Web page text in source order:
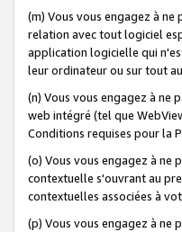
(m) Vous vous engagez à ne
relation avec tout logiciel
application logicielle qui
leur ordinateur ou sur tout
(n) Vous vous engagez à ne
web intégré (tel que
Conditions requises pour la
(o) Vous vous engagez à ne
contextuelle s'ouvrant au
contextuelles associées à
(p) Vous vous engagez à ne